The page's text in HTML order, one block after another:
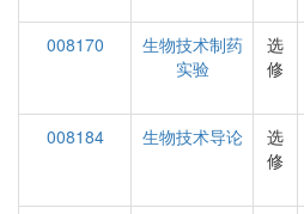
008170
生物技术制药
实验
选
修
008184
生物技术导论
选
修